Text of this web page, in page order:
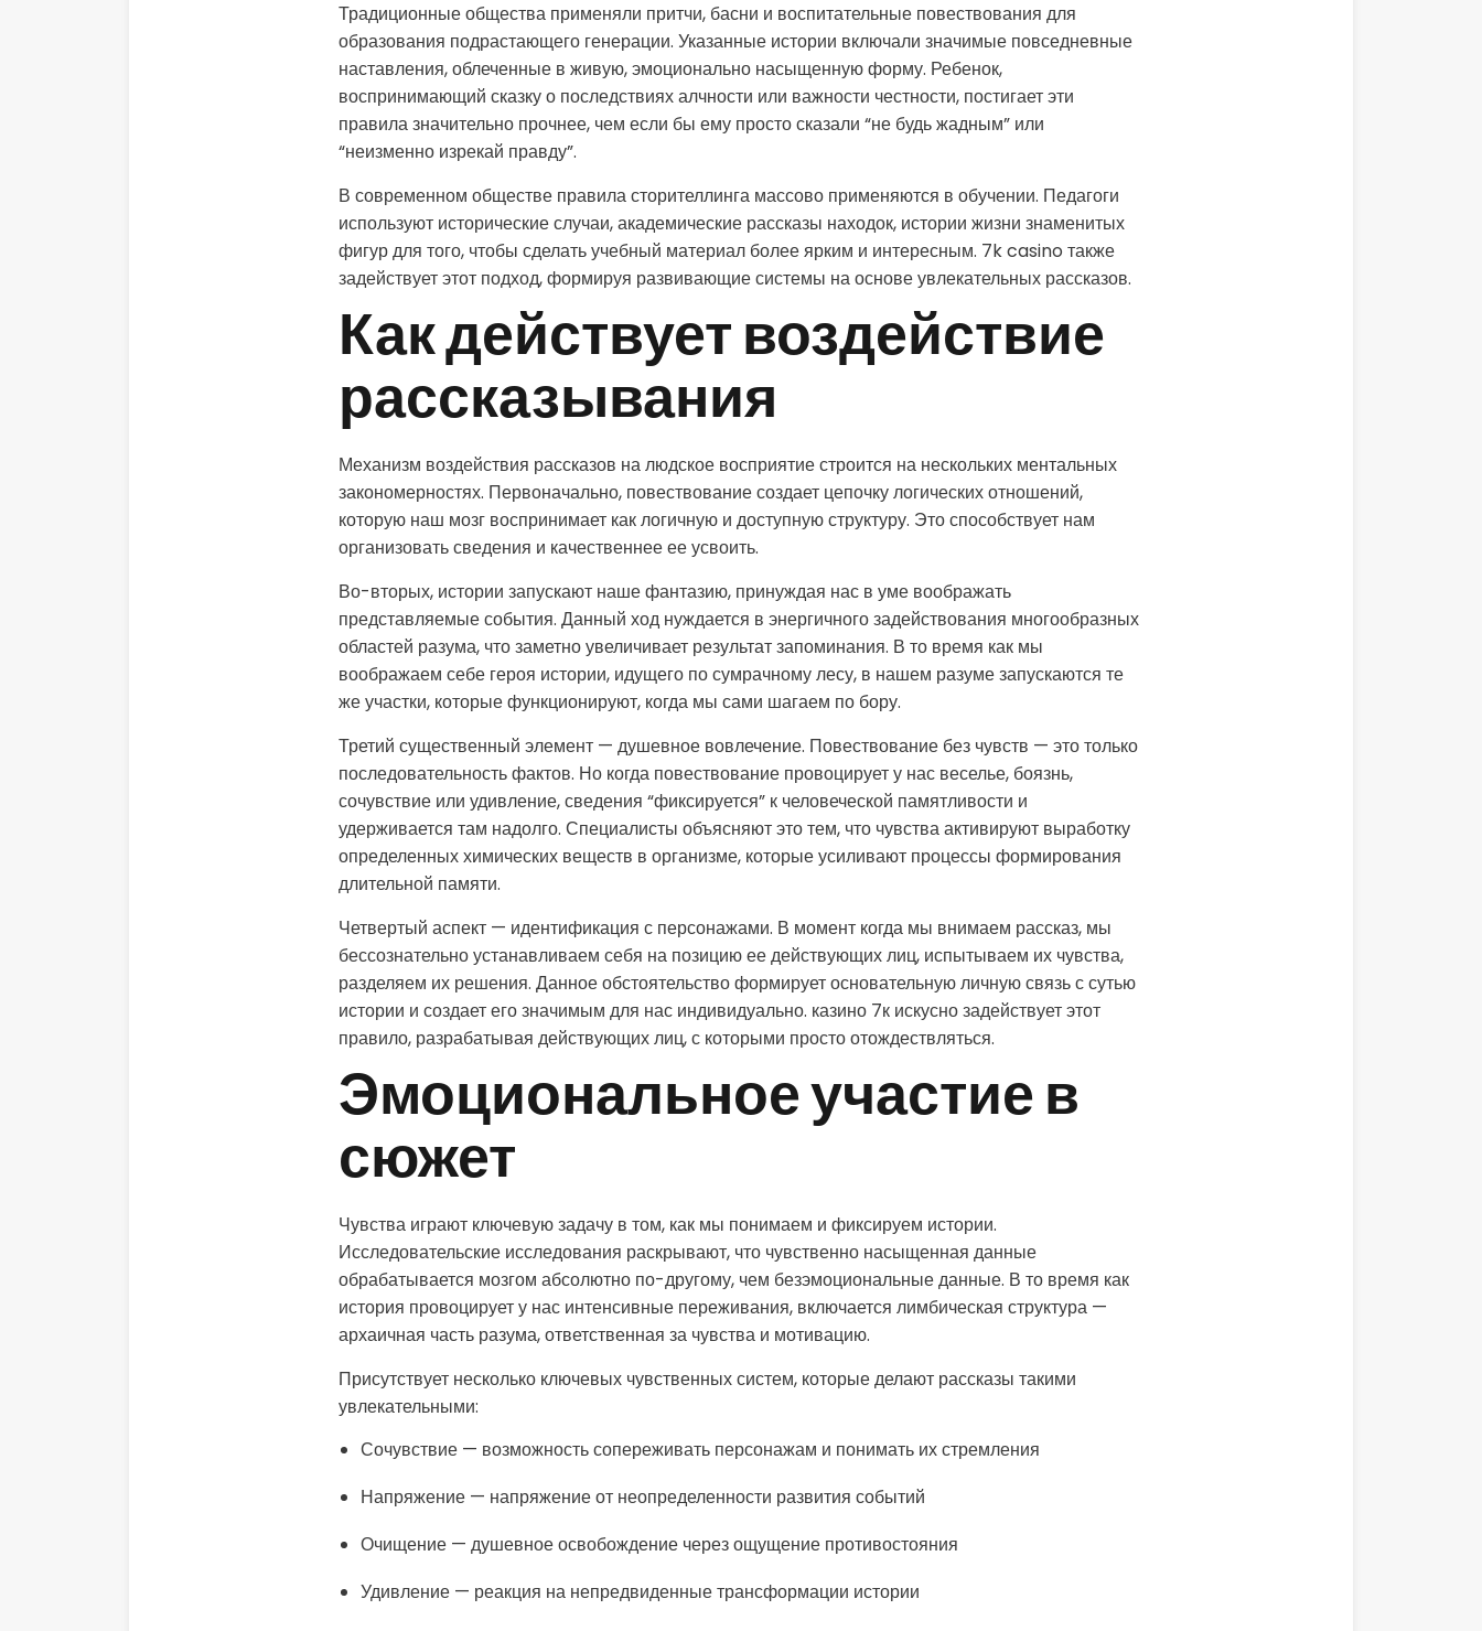
Традиционные общества применяли притчи, басни и воспитательные повествования для
образования подрастающего генерации. Указанные истории включали значимые повседневные
наставления, облеченные в живую, эмоционально насыщенную форму. Ребенок,
воспринимающий сказку о последствиях алчности или важности честности, постигает эти
правила значительно прочнее, чем если бы ему просто сказали “не будь жадным” или
“неизменно изрекай правду”.
В современном обществе правила сторителлинга массово применяются в обучении. Педагоги
используют исторические случаи, академические рассказы находок, истории жизни знаменитых
фигур для того, чтобы сделать учебный материал более ярким и интересным. 7k casino также
задействует этот подход, формируя развивающие системы на основе увлекательных рассказов.
Как действует воздействие
рассказывания
Механизм воздействия рассказов на людское восприятие строится на нескольких ментальных
закономерностях. Первоначально, повествование создает цепочку логических отношений,
которую наш мозг воспринимает как логичную и доступную структуру. Это способствует нам
организовать сведения и качественнее ее усвоить.
Во-вторых, истории запускают наше фантазию, принуждая нас в уме воображать
представляемые события. Данный ход нуждается в энергичного задействования многообразных
областей разума, что заметно увеличивает результат запоминания. В то время как мы
воображаем себе героя истории, идущего по сумрачному лесу, в нашем разуме запускаются те
же участки, которые функционируют, когда мы сами шагаем по бору.
Третий существенный элемент — душевное вовлечение. Повествование без чувств — это только
последовательность фактов. Но когда повествование провоцирует у нас веселье, боязнь,
сочувствие или удивление, сведения “фиксируется” к человеческой памятливости и
удерживается там надолго. Специалисты объясняют это тем, что чувства активируют выработку
определенных химических веществ в организме, которые усиливают процессы формирования
длительной памяти.
Четвертый аспект — идентификация с персонажами. В момент когда мы внимаем рассказ, мы
бессознательно устанавливаем себя на позицию ее действующих лиц, испытываем их чувства,
разделяем их решения. Данное обстоятельство формирует основательную личную связь с сутью
истории и создает его значимым для нас индивидуально. казино 7к искусно задействует этот
правило, разрабатывая действующих лиц, с которыми просто отождествляться.
Эмоциональное участие в
сюжет
Чувства играют ключевую задачу в том, как мы понимаем и фиксируем истории.
Исследовательские исследования раскрывают, что чувственно насыщенная данные
обрабатывается мозгом абсолютно по-другому, чем безэмоциональные данные. В то время как
история провоцирует у нас интенсивные переживания, включается лимбическая структура —
архаичная часть разума, ответственная за чувства и мотивацию.
Присутствует несколько ключевых чувственных систем, которые делают рассказы такими
увлекательными:
Сочувствие — возможность сопереживать персонажам и понимать их стремления
Напряжение — напряжение от неопределенности развития событий
Очищение — душевное освобождение через ощущение противостояния
Удивление — реакция на непредвиденные трансформации истории